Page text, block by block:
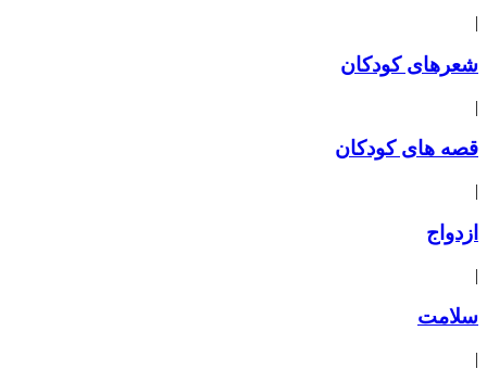
|
شعرهای کودکان
|
قصه های کودکان
|
ازدواج
|
سلامت
|